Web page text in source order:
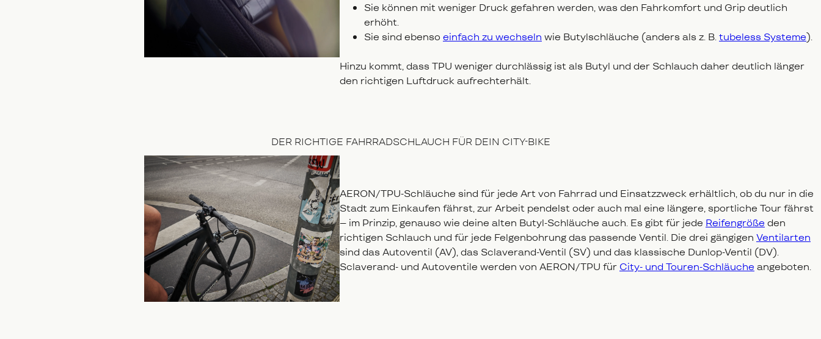
Sie können mit weniger Druck gefahren werden, was den Fahrkomfort und Grip deutlich
erhöht.
Sie sind ebenso einfach zu wechseln wie Butylschläuche (anders als z. B.tubeless Systeme).
Hinzu kommt, dass TPU weniger durchlässig ist als Butyl und der Schlauch daher deutlich länger
den richtigen Luftdruck aufrechterhält.
DER RICHTIGE FAHRRADSCHLAUCH FÜR DEIN CITY-BIKE
AERON/TPU-Schläuche sind für jede Art von Fahrrad und Einsatzzweck erhältlich, ob du nur in die
Stadt zum Einkaufen fährst, zur Arbeit pendelst oder auch mal eine längere, sportliche Tour fährst
– im Prinzip, genauso wie deine alten Butyl-Schläuche auch. Es gibt für jede Reifengröße den
richtigen Schlauch und für jede Felgenbohrung das passende Ventil. Die drei gängigen Ventilarten
sind das Autoventil (AV), das Sclaverand-Ventil (SV) und das klassische Dunlop-Ventil (DV).
Sclaverand- und Autoventile werden von AERON/TPU für City- und Touren-Schläuche angeboten.